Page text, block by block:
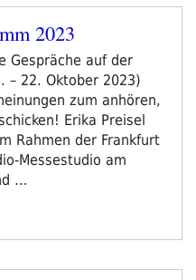
2023
Gespräche auf der
– 22. Oktober 2023)
zum anhören,
Erika Preisel
Rahmen der Frankfurt
Messestudio am
…